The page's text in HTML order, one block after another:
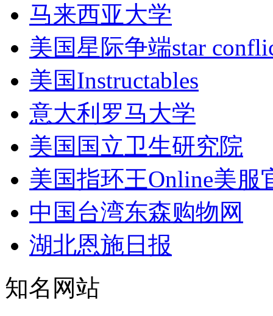
马来西亚大学
美国星际争端star
美国Instructables
意大利罗马大学
美国国立卫生研究院
美国指环王Online美服
中国台湾东森购物网
湖北恩施日报
知名网站